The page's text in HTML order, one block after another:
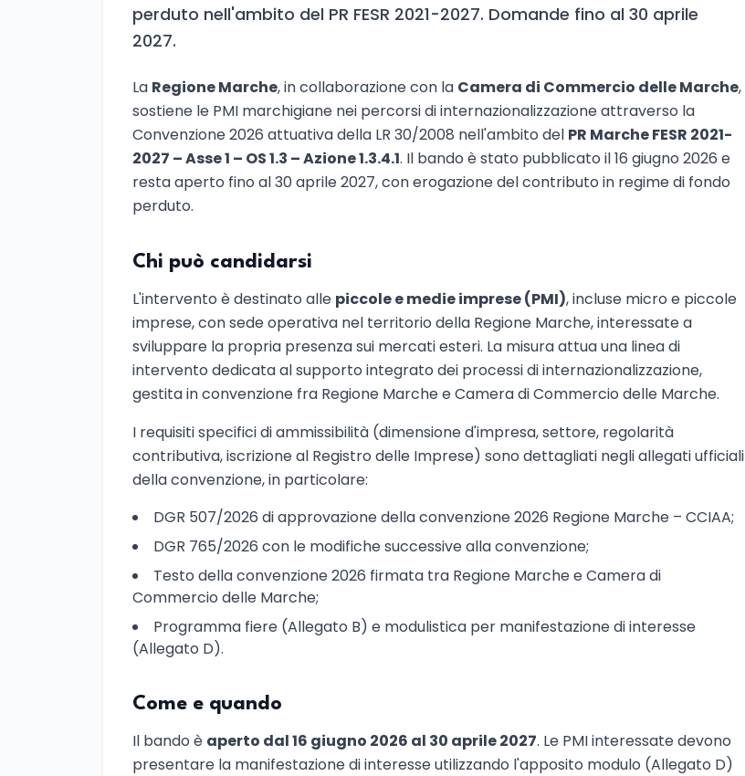
perduto nell'ambito del PR FESR 2021-2027. Domande fino al 30 aprile
2027.
La Regione Marche, in collaborazione con la Camera di Commercio delle Marche,
sostiene le PMI marchigiane nei percorsi di internazionalizzazione attraverso la
Convenzione 2026 attuativa della LR 30/2008 nell'ambito del PR Marche FESR 2021-
2027 – Asse 1 – OS 1.3 – Azione 1.3.4.1. Il bando è stato pubblicato il 16 giugno 2026 e
resta aperto fino al 30 aprile 2027, con erogazione del contributo in regime di fondo
perduto.
Chi può candidarsi
L'intervento è destinato alle piccole e medie imprese (PMI), incluse micro e piccole
imprese, con sede operativa nel territorio della Regione Marche, interessate a
sviluppare la propria presenza sui mercati esteri. La misura attua una linea di
intervento dedicata al supporto integrato dei processi di internazionalizzazione,
gestita in convenzione fra Regione Marche e Camera di Commercio delle Marche.
I requisiti specifici di ammissibilità (dimensione d'impresa, settore, regolarità
contributiva, iscrizione al Registro delle Imprese) sono dettagliati negli allegati ufficiali
della convenzione, in particolare:
DGR 507/2026 di approvazione della convenzione 2026 Regione Marche – CCIAA;
DGR 765/2026 con le modifiche successive alla convenzione;
Testo della convenzione 2026 firmata tra Regione Marche e Camera di
Commercio delle Marche;
Programma fiere (Allegato B) e modulistica per manifestazione di interesse
(Allegato D).
Come e quando
Il bando è aperto dal 16 giugno 2026 al 30 aprile 2027. Le PMI interessate devono
presentare la manifestazione di interesse utilizzando l'apposito modulo (Allegato D)